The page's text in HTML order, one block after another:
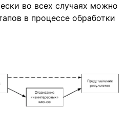
во всех случаях можно
в процессе обработки